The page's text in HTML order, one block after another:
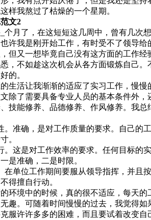
样我熬过了枯燥的一个星期。
文2
月了，在这短短这几周中，曾有几次
许我是刚开始工作，有时受不了领导给
但又一想毕竟自己没有这方面的工作经
，不如趁这次机会从各方面锻炼自己。
的。
生活让我渐渐的适应了实习工作，慢慢
除了需要具备专业人员的基本条件外，
技能修养、品德修养、作风修养。我总
准确，是对工作质量的要求。自己的
。
这是对工作效率的要求。任何目标的
是准确，二是时限。
单位工作期间要服从领导指挥，并且
得擅自行动。
环境中的时候，真的很不适应，每天的
趣。可随着时间慢慢的过去，我觉得如
服许许多多的困难，而且要试着改变自